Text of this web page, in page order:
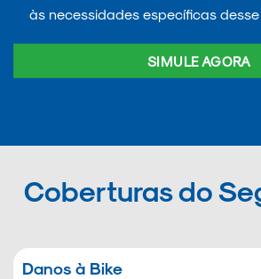
às necessidades específicas
SIMULE AGORA
Coberturas do
Danos à Bike